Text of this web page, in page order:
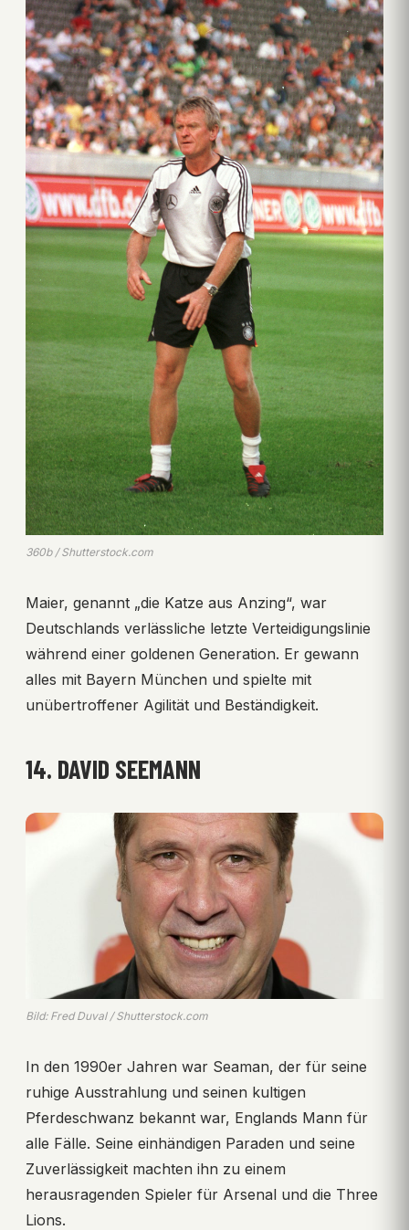
360b / Shutterstock.com
Maier, genannt „die Katze aus Anzing“, war
Deutschlands verlässliche letzte Verteidigungslinie
während einer goldenen Generation. Er gewann
alles mit Bayern München und spielte mit
unübertroffener Agilität und Beständigkeit.
14. DAVID SEEMANN
Bild: Fred Duval / Shutterstock.com
In den 1990er Jahren war Seaman, der für seine
ruhige Ausstrahlung und seinen kultigen
Pferdeschwanz bekannt war, Englands Mann für
alle Fälle. Seine einhändigen Paraden und seine
Zuverlässigkeit machten ihn zu einem
herausragenden Spieler für Arsenal und die Three
Lions.